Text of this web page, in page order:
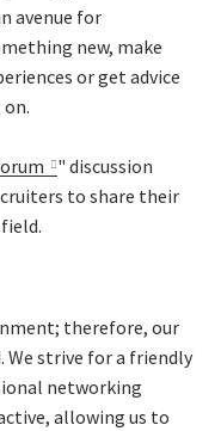
avenue for
new, make
or get advice
" discussion
to share their
therefore, our
We strive for a friendly
networking
allowing us to